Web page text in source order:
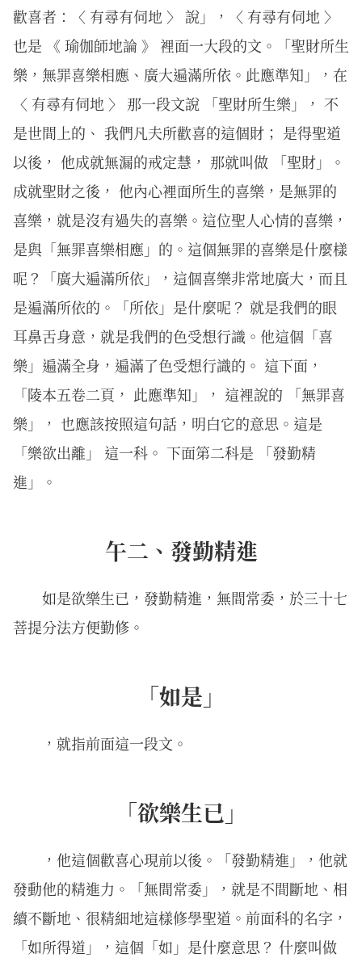
歡喜者：〈 有尋有伺地 〉 說」，〈 有尋有伺地 〉
也是 《 瑜伽師地論 》 裡面一大段的文。「聖財所生
樂，無罪喜樂相應、廣大遍滿所依。此應準知」，在
〈 有尋有伺地 〉 那一段文說 「聖財所生樂」， 不
是世間上的、 我們凡夫所歡喜的這個財； 是得聖道
以後， 他成就無漏的戒定慧， 那就叫做 「聖財」。
成就聖財之後， 他內心裡面所生的喜樂，是無罪的
喜樂，就是沒有過失的喜樂。這位聖人心情的喜樂，
是與「無罪喜樂相應」的。這個無罪的喜樂是什麼樣
呢？「廣大遍滿所依」，這個喜樂非常地廣大，而且
是遍滿所依的。「所依」是什麼呢？ 就是我們的眼
耳鼻舌身意，就是我們的色受想行識。他這個「喜
樂」遍滿全身，遍滿了色受想行識的。 這下面，
「陵本五卷二頁， 此應準知」， 這裡說的 「無罪喜
樂」， 也應該按照這句話，明白它的意思。這是
「樂欲出離」 這一科。 下面第二科是 「發勤精
進」。
午二、發勤精進
如是欲樂生已，發勤精進，無間常委，於三十七
菩提分法方便勤修。
「如是」
，就指前面這一段文。
「欲樂生已」
，他這個歡喜心現前以後。「發勤精進」，他就
發動他的精進力。「無間常委」，就是不間斷地、相
續不斷地、很精細地這樣修學聖道。前面科的名字，
「如所得道」，這個「如」是什麼意思？ 什麼叫做